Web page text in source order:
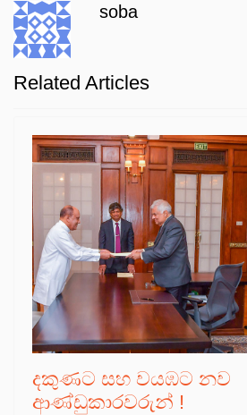
soba
Related Articles
දකුණට සහ වයඹට නව
ආණ්ඩුකාරවරුන් !